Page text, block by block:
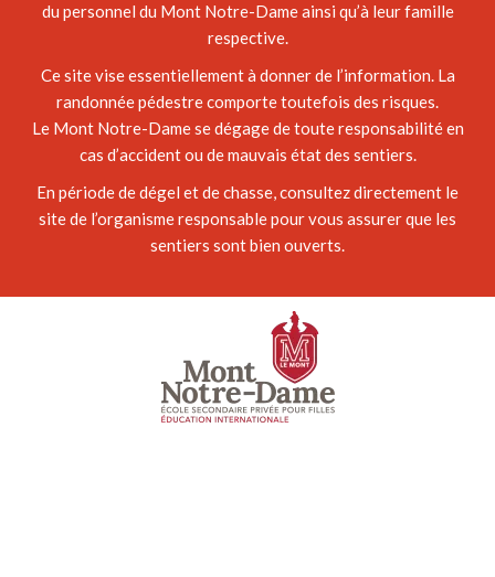
du personnel du Mont Notre-Dame ainsi qu’à leur famille
respective.
Ce site vise essentiellement à donner de l’information. La
randonnée pédestre comporte toutefois des risques.
Le Mont Notre-Dame se dégage de toute responsabilité en
cas d’accident ou de mauvais état des sentiers.
En période de dégel et de chasse, consultez directement le
site de l’organisme responsable pour vous assurer que les
sentiers sont bien ouverts.